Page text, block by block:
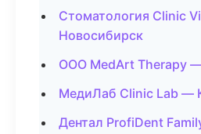
Стоматология Clinic
Новосибирск
ООО MedArt Therapy
МедиЛаб Clinic Lab —
Дентал ProfiDent